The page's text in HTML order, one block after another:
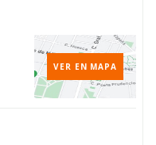
VER EN MAPA